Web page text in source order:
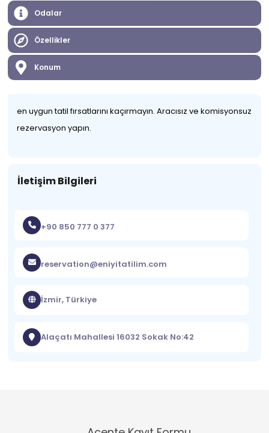
Odalar
Özellikler
Konum
en uygun tatil fırsatlarını kaçırmayın. Aracısız ve komisyonsuz
rezervasyon yapın.
İletişim Bilgileri
+90 850 777 0 377
reservation@eniyitatilim.com
İzmir, Türkiye
Alaçatı Mahallesi 16032 Sokak No:42